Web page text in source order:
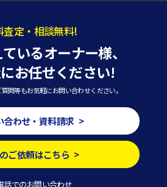
査定・相談無料!
いるオーナー様、
お任せください!
問等もお気軽にお問い合わせください。
合わせ・資料請求 >
ご依頼はこちら >
話でのお問い合わせ